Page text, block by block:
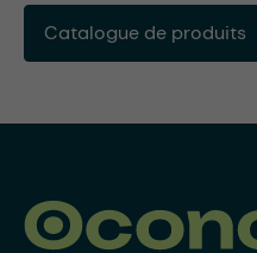
Catalogue de produits